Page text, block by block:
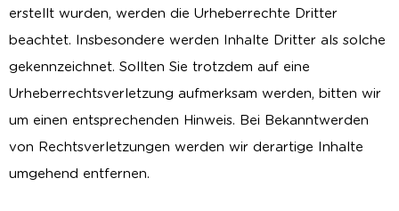
erstellt wurden, werden die Urheberrechte Dritter
beachtet. Insbesondere werden Inhalte Dritter als solche
gekennzeichnet. Sollten Sie trotzdem auf eine
Urheberrechtsverletzung aufmerksam werden, bitten wir
um einen entsprechenden Hinweis. Bei Bekanntwerden
von Rechtsverletzungen werden wir derartige Inhalte
umgehend entfernen.